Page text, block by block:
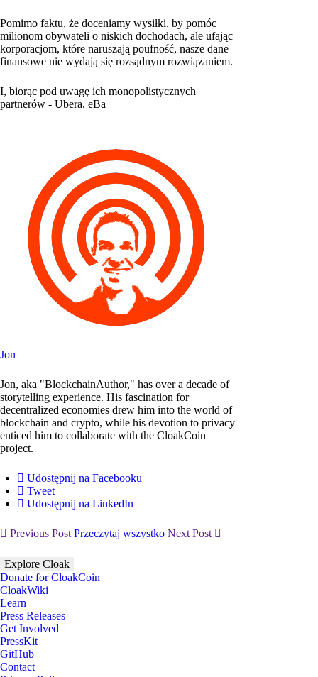
Pomimo faktu, że doceniamy wysiłki, by pomóc
milionom obywateli o niskich dochodach, ale ufając
korporacjom, które naruszają poufność, nasze dane
finansowe nie wydają się rozsądnym rozwiązaniem.
I, biorąc pod uwagę ich monopolistycznych
partnerów - Ubera, eBa
Jon
Jon, aka "BlockchainAuthor," has over a decade of
storytelling experience. His fascination for
decentralized economies drew him into the world of
blockchain and crypto, while his devotion to privacy
enticed him to collaborate with the CloakCoin
project.
Udostępnij na Facebooku
Tweet
Udostępnij na LinkedIn
Previous Post Przeczytaj wszystko Next Post
Explore Cloak
Donate for CloakCoin
CloakWiki
Learn
Press Releases
Get Involved
PressKit
GitHub
Contact